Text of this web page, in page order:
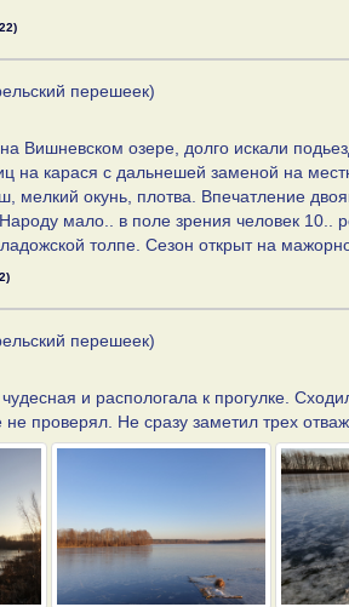
перешеек)
Вишневском озере, долго искали
на карася с дальнешей заменой на
мелкий окунь, плотва. Впечатление
мало.. в поле зрения человек
толпе. Сезон открыт на
перешеек)
и распологала к прогулке.
проверял. Не сразу заметил трех